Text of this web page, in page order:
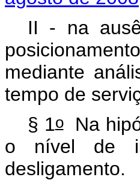
II - na
mediante
tempo de
§ 1oNa
o nível de
desligamento.